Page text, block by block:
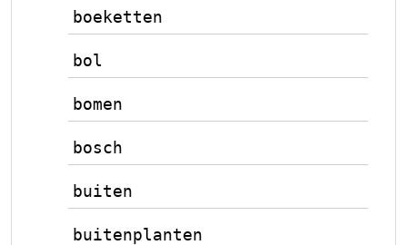
boeketten
bol
bomen
bosch
buiten
buitenplanten